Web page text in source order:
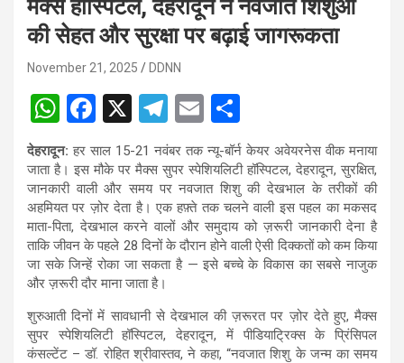
मैक्स हॉस्पिटल, देहरादून ने नवजात शिशुओं
की सेहत और सुरक्षा पर बढ़ाई जागरूकता
November 21, 2025 DDNN
W
h
at
s
A
p
p
F
a
ce
b
o
o
k
X
T
el
e
gr
a
m
E
m
ail
h
ar
e
देहरादून: हर साल 15-21 नवंबर तक न्यू-बॉर्न केयर अवेयरनेस वीक मनाया
जाता है। इस मौके पर मैक्स सुपर स्पेशियलिटी हॉस्पिटल, देहरादून, सुरक्षित,
जानकारी वाली और समय पर नवजात शिशु की देखभाल के तरीकों की
अहमियत पर ज़ोर देता है। एक हफ़्ते तक चलने वाली इस पहल का मकसद
माता-पिता, देखभाल करने वालों और समुदाय को ज़रूरी जानकारी देना है
ताकि जीवन के पहले 28 दिनों के दौरान होने वाली ऐसी दिक्कतों को कम किया
जा सके जिन्हें रोका जा सकता है — इसे बच्चे के विकास का सबसे नाजुक
और ज़रूरी दौर माना जाता है।
शुरुआती दिनों में सावधानी से देखभाल की ज़रूरत पर ज़ोर देते हुए, मैक्स
सुपर स्पेशियलिटी हॉस्पिटल, देहरादून, में पीडियाट्रिक्स के प्रिंसिपल
कंसल्टेंट – डॉ. रोहित श्रीवास्तव, ने कहा, “नवजात शिशु के जन्म का समय